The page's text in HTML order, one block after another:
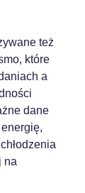
też
które
a
dane
na